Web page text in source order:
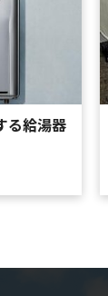
る給湯器